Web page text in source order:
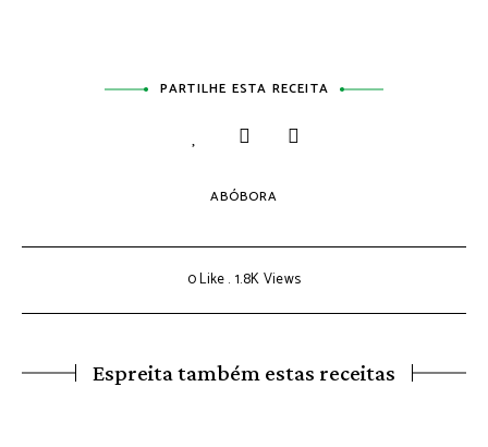
PARTILHE ESTA RECEITA
ABÓBORA
0Like 1.8KViews
Espreita também estas receitas